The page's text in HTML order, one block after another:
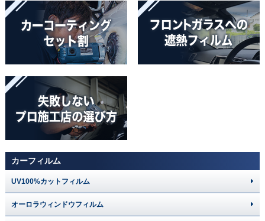
カーフィルム
UV100%カットフィルム
オーロラウィンドウフィルム